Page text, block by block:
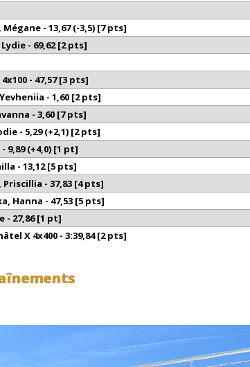
- 13,67 (-3,5) [7 pts]
- 69,62 [2 pts]
- 47,57 [3 pts]
- 1,60 [2 pts]
- 3,60 [7 pts]
- 5,29 (+2,1) [2 pts]
9,89 (+4,0) [1 pt]
- 13,12 [5 pts]
- 37,83 [4 pts]
Hanna - 47,53 [5 pts]
- 27,86 [1 pt]
X 4x400 - 3:39,84 [2 pts]